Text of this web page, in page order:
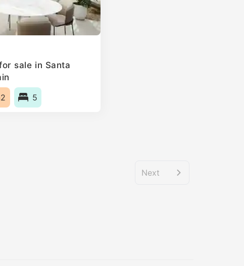
sale in Santa
5
Next